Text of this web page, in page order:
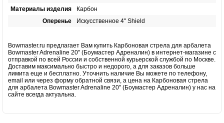
Материалы изделия
Карбон
Оперенье
Искусственное 4" Shield
Bowmaster.ru предлагает Вам купить Карбоновая стрела для арбалета
Bowmaster Adrenaline 20" (Боумастер Адреналин) в интернет-магазине с
отправкой по всей России и собственной курьерской службой по Москве.
Доставим максимально быстро и недорого, а для заказов больше
лимита еще и бесплатно. Уточнить наличие Вы можете по телефону,
email или через форму обратной связи, а цена на Карбоновая стрела
для арбалета Bowmaster Adrenaline 20" (Боумастер Адреналин) у нас на
сайте всегда актуальна.